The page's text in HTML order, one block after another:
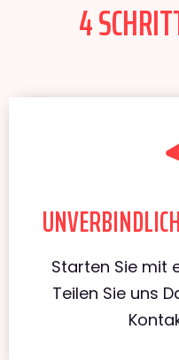
4
Starten Sie mit
Teilen Sie uns